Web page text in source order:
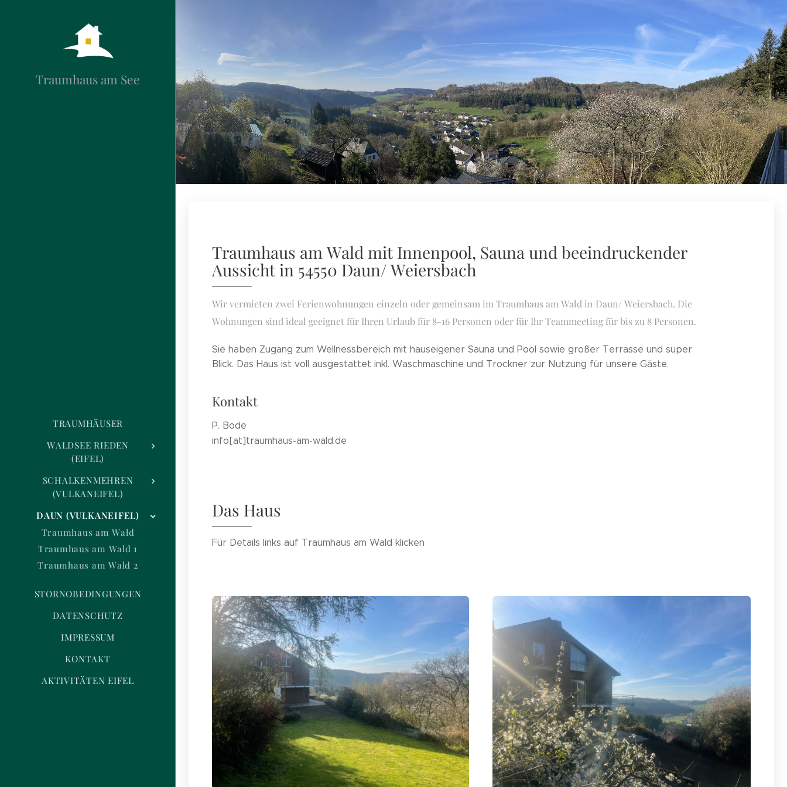
Traumhaus am See
TRAUMHÄUSER
WALDSEE RIEDEN
(EIFEL)
SCHALKENMEHREN
(VULKANEIFEL)
DAUN (VULKANEIFEL)
Traumhaus am Wald
Traumhaus am Wald 1
Traumhaus am Wald 2
STORNOBEDINGUNGEN
DATENSCHUTZ
IMPRESSUM
KONTAKT
AKTIVITÄTEN EIFEL
Traumhaus am Wald mit Innenpool, Sauna und beeindruckender
Aussicht in 54550 Daun/ Weiersbach
Wir vermieten zwei Ferienwohnungen einzeln oder gemeinsam im Traumhaus am Wald in Daun/ Weiersbach. Die
Wohnungen sind ideal geeignet für Ihren Urlaub für 8-16 Personen oder für Ihr Teammeeting für bis zu 8 Personen.
Sie haben Zugang zum Wellnessbereich mit hauseigener Sauna und Pool sowie großer Terrasse und super
Blick. Das Haus ist voll ausgestattet inkl. Waschmaschine und Trockner zur Nutzung für unsere Gäste.
Kontakt
P. Bode
info[at]traumhaus-am-wald.de
Das Haus
Für Details links auf Traumhaus am Wald klicken